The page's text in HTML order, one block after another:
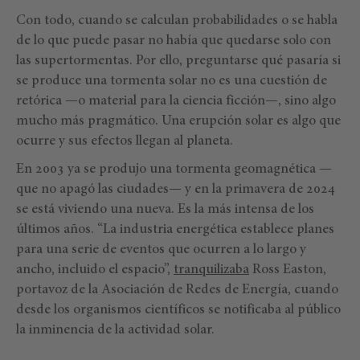
Con todo, cuando se calculan probabilidades o se habla
de lo que puede pasar no había que quedarse solo con
las supertormentas. Por ello, preguntarse qué pasaría si
se produce una tormenta solar no es una cuestión de
retórica —o material para la ciencia ficción—, sino algo
mucho más pragmático. Una erupción solar es algo que
ocurre y sus efectos llegan al planeta.
En 2003 ya se produjo una tormenta geomagnética —
que no apagó las ciudades— y en la primavera de 2024
se está viviendo una nueva. Es la más intensa de los
últimos años. “La industria energética establece planes
para una serie de eventos que ocurren a lo largo y
ancho, incluido el espacio”, tranquilizaba Ross Easton,
portavoz de la Asociación de Redes de Energía, cuando
desde los organismos científicos se notificaba al público
la inminencia de la actividad solar.